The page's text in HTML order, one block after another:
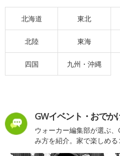
北海道 東北
北陸 東海
四国 九州・沖縄
GWイベント・おでか
ウォーカー編集部が選ぶ
み方を紹介。家で楽しめる